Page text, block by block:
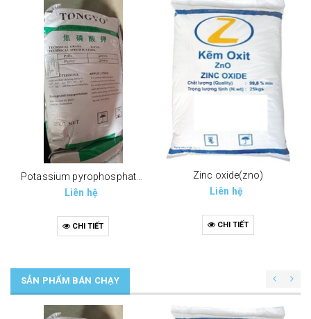
Liên hệ
CHI TIẾT
Zinc oxide(zno)
Liên hệ
CHI TIẾT
SẢN PHẨM BÁN CHẠY